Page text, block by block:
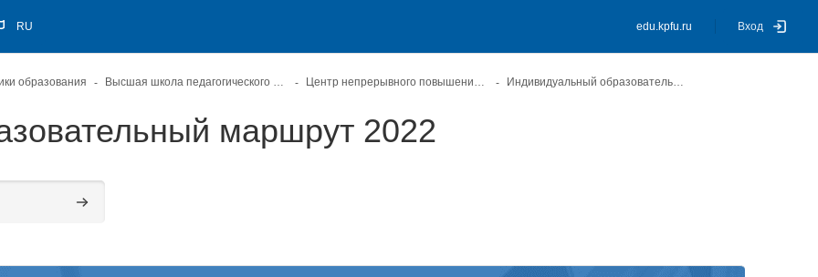
RU edu.kpfu.ru Вход
образования Высшая школа педагогического мастерства Центр непрерывного повышения профессионального мастерства педагогических работников Индивидуальный образовательный маршрут 2022
маршрут 2022
Поиск курса